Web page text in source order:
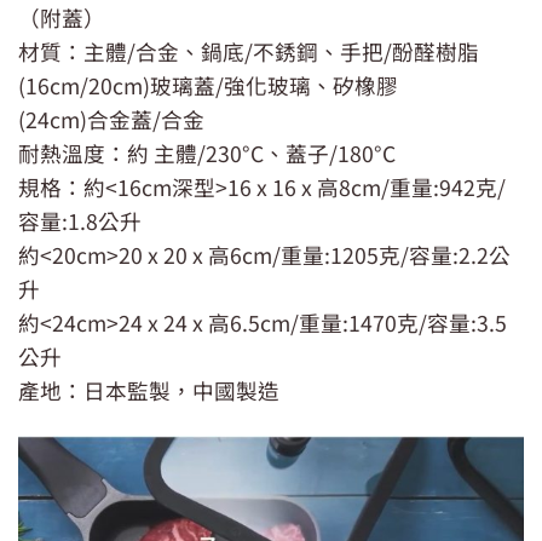
（附蓋）
材質：主體/合金、鍋底/不銹鋼、手把/酚醛樹脂
(16cm/20cm)玻璃蓋/強化玻璃、矽橡膠
(24cm)合金蓋/合金
耐熱溫度：約 主體/230°C、蓋子/180°C
規格：約<16cm深型>16 x 16 x 高8cm/重量:942克/
容量:1.8公升
約<20cm>20 x 20 x 高6cm/重量:1205克/容量:2.2公
升
約<24cm>24 x 24 x 高6.5cm/重量:1470克/容量:3.5
公升
產地：日本監製，中國製造